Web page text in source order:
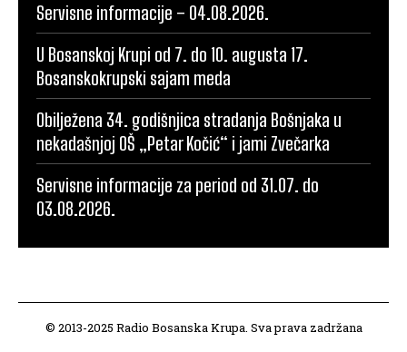
Servisne informacije – 04.08.2026.
U Bosanskoj Krupi od 7. do 10. augusta 17.
Bosanskokrupski sajam meda
Obilježena 34. godišnjica stradanja Bošnjaka u
nekadašnjoj OŠ „Petar Kočić“ i jami Zvečarka
Servisne informacije za period od 31.07. do
03.08.2026.
© 2013-2025 Radio Bosanska Krupa. Sva prava zadržana